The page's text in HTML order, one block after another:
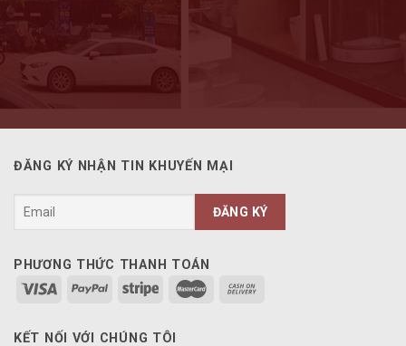
ĐĂNG KÝ NHẬN TIN KHUYẾN MẠI
PHƯƠNG THỨC THANH TOÁN
KẾT NỐI VỚI CHÚNG TÔI